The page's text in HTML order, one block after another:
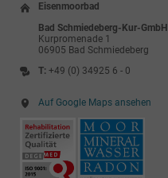
Eisenmoorbad
Bad Schmiedeberg-Kur-GmbH
Kurpromenade 1
06905 Bad Schmiedeberg
T:+49 (0) 34925 6 - 0
Auf Google Maps ansehen